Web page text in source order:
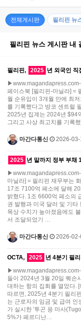
전체게시판 필리핀 뉴
필리핀 뉴스 게시판 내
필리핀, 2025 년 외국인 직
페이스북 [필리핀-마닐라] =
월 순유입이 3개월 만에 최
를 기록했다고 방코 센트럴
2025년 집계는 2024년 $94
그리고 사상 최고치를 기록
마간다통신 2026-03-
2025 년 말까지 정부 부채
마닐라] = 필리핀 재무부는
17조 7100억 페소에 달해
밝혔다. 1조 6600억 페소의
권 발행과 미국 달러 및 기타
목상 수치가 높아졌음에도
서 조달되었기 …
마간다통신 2026-02-
OCTA, 2025 년 4분기 필
들이 2024년 3월 20일 퀘손
대하는 항의 집회를 열었다.
따르면, 2025년 4분기 필리
는 근로자의 임금 및 급여 인
가 실시한 '투곤 응 마사
5%가 페르디난…